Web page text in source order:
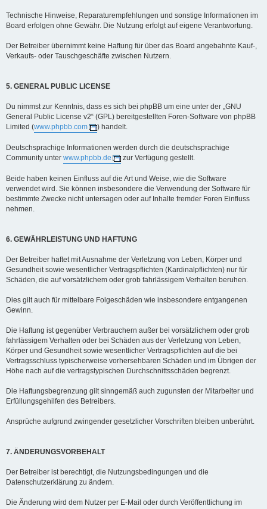
Technische Hinweise, Reparaturempfehlungen und sonstige Informationen im
Board erfolgen ohne Gewähr. Die Nutzung erfolgt auf eigene Verantwortung.
Der Betreiber übernimmt keine Haftung für über das Board angebahnte Kauf-,
Verkaufs- oder Tauschgeschäfte zwischen Nutzern.
5. GENERAL PUBLIC LICENSE
Du nimmst zur Kenntnis, dass es sich bei phpBB um eine unter der „GNU
General Public License v2“ (GPL) bereitgestellten Foren-Software von phpBB
Limited (www.phpbb.com ) handelt.
Deutschsprachige Informationen werden durch die deutschsprachige
Community unter www.phpbb.de zur Verfügung gestellt.
Beide haben keinen Einfluss auf die Art und Weise, wie die Software
verwendet wird. Sie können insbesondere die Verwendung der Software für
bestimmte Zwecke nicht untersagen oder auf Inhalte fremder Foren Einfluss
nehmen.
6. GEWÄHRLEISTUNG UND HAFTUNG
Der Betreiber haftet mit Ausnahme der Verletzung von Leben, Körper und
Gesundheit sowie wesentlicher Vertragspflichten (Kardinalpflichten) nur für
Schäden, die auf vorsätzlichem oder grob fahrlässigem Verhalten beruhen.
Dies gilt auch für mittelbare Folgeschäden wie insbesondere entgangenen
Gewinn.
Die Haftung ist gegenüber Verbrauchern außer bei vorsätzlichem oder grob
fahrlässigem Verhalten oder bei Schäden aus der Verletzung von Leben,
Körper und Gesundheit sowie wesentlicher Vertragspflichten auf die bei
Vertragsschluss typischerweise vorhersehbaren Schäden und im Übrigen der
Höhe nach auf die vertragstypischen Durchschnittsschäden begrenzt.
Die Haftungsbegrenzung gilt sinngemäß auch zugunsten der Mitarbeiter und
Erfüllungsgehilfen des Betreibers.
Ansprüche aufgrund zwingender gesetzlicher Vorschriften bleiben unberührt.
7. ÄNDERUNGSVORBEHALT
Der Betreiber ist berechtigt, die Nutzungsbedingungen und die
Datenschutzerklärung zu ändern.
Die Änderung wird dem Nutzer per E-Mail oder durch Veröffentlichung im